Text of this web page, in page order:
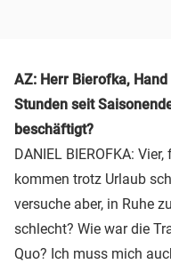
AZ: Herr Bierofka,
Stunden seit
beschäftigt?
DANIEL BIEROFKA:
kommen trotz Urlaub
versuche aber, in Ruhe
schlecht? Wie war die
Quo? Ich muss mich